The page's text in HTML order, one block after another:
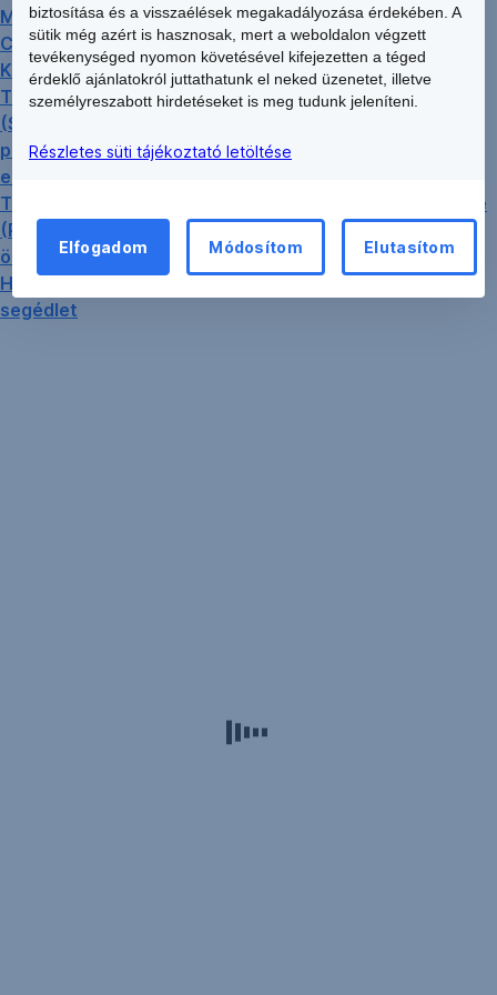
Magatartási kódex
Code of Conduct
KHR Tájékoztató
Tájékoztatás a felügyeleti felülvizsgálati folyamat
(SREP) keretében kiemelten kezelt kockázatos
portfóliók és a hozzájuk kapcsolódó többlet-tőke
előírások alkalmazásáról a gépjármű-finanszírozásban
Tájékoztató a Pénzügyi Szervezetek Állami Felügyelete
(PSZÁF) által 2008-ban kiadott ajánlással
összefüggésben
Hitel és lízingtermék választó program – Felhasználói
segédlet
biztosítása és a visszaélések megakadályozása érdekében. A
sütik még azért is hasznosak, mert a weboldalon végzett
tevékenységed nyomon követésével kifejezetten a téged
érdeklő ajánlatokról juttathatunk el neked üzenetet, illetve
személyreszabott hirdetéseket is meg tudunk jeleníteni.
Részletes süti tájékoztató letöltése
Elfogadom Módosítom Elutasítom